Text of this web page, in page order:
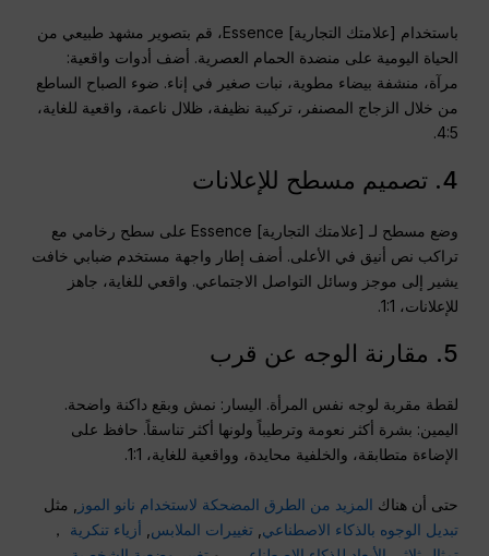
باستخدام [علامتك التجارية] Essence، قم بتصوير مشهد طبيعي من
الحياة اليومية على منضدة الحمام العصرية. أضف أدوات واقعية:
مرآة، منشفة بيضاء مطوية، نبات صغير في إناء. ضوء الصباح الساطع
من خلال الزجاج المصنفر، تركيبة نظيفة، ظلال ناعمة، واقعية للغاية،
4:5.
4. تصميم مسطح للإعلانات
وضع مسطح لـ [علامتك التجارية] Essence على سطح رخامي مع
تراكب نص أنيق في الأعلى. أضف إطار واجهة مستخدم ضبابي خافت
يشير إلى موجز وسائل التواصل الاجتماعي. واقعي للغاية، جاهز
للإعلانات، 1:1.
5. مقارنة الوجه عن قرب
لقطة مقربة لوجه نفس المرأة. اليسار: نمش وبقع داكنة واضحة.
اليمين: بشرة أكثر نعومة وترطيباً ولونها أكثر تناسقاً. حافظ على
الإضاءة متطابقة، والخلفية محايدة، وواقعية للغاية، 1:1.
حتى أن هناك المزيد من الطرق المضحكة لاستخدام نانو الموز , مثل
تبديل الوجوه بالذكاء الاصطناعي,تغييرات الملابس, أزياء تنكرية
，